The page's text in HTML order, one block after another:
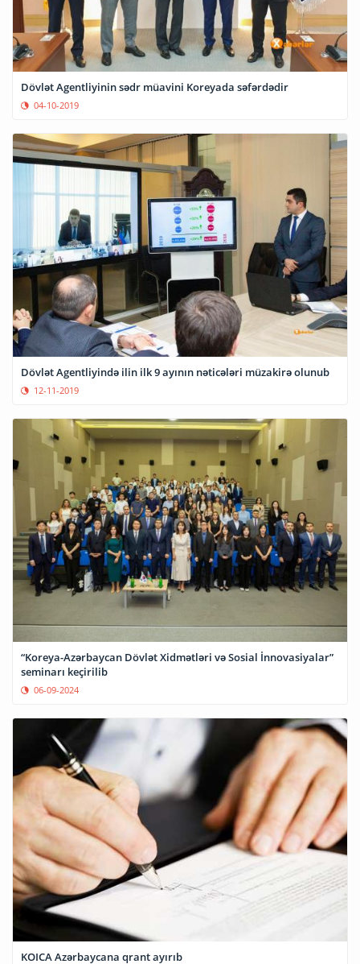
Dövlət Agentliyinin sədr müavini Koreyada səfərdədir
04-10-2019
Dövlət Agentliyində ilin ilk 9 ayının nəticələri müzakirə olunub
12-11-2019
“Koreya-Azərbaycan Dövlət Xidmətləri və Sosial İnnovasiyalar”
seminarı keçirilib
06-09-2024
KOICA Azərbaycana qrant ayırıb